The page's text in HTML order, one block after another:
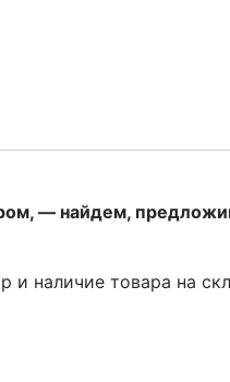
— найдем,
и наличие товара на